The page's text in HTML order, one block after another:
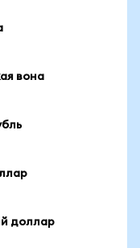
вона
доллар